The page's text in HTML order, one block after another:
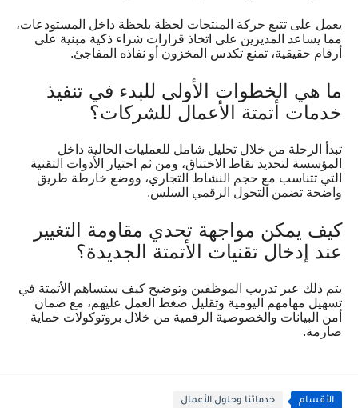
يعمل على تتبع حركة المنتجات لحظة بلحظة داخل المستودعات،
مما يساعد المديرين على اتخاذ قرارات شراء ذكية مبنية على
أرقام حقيقية، تمنع تكدس المخزون أو نفاذه المفاجئ.
ما هي الخطوات الأولى للبدء في تنفيذ
خدمات أتمتة الأعمال للشركات؟
تبدأ الرحلة من خلال تحليل شامل للعمليات الحالية داخل
المؤسسة لتحديد نقاط الاختناق، ومن ثم اختيار الأدوات التقنية
التي تتناسب مع حجم النشاط التجاري، ووضع خارطة طريق
واضحة تضمن التحول الرقمي السلس.
كيف يمكن مواجهة تحدي مقاومة التغيير
عند إدخال تقنيات الأتمتة الجديدة؟
يتم ذلك عبر تدريب الموظفين وتوضيح كيف ستساهم الأتمتة في
تسهيل مهامهم اليومية وتقليل ضغط العمل عليهم، مع ضمان
أمن البيانات والخصوصية الرقمية من خلال بروتوكولات حماية
صارمة.
الأقسام خدماتنا وحلول الأعمال